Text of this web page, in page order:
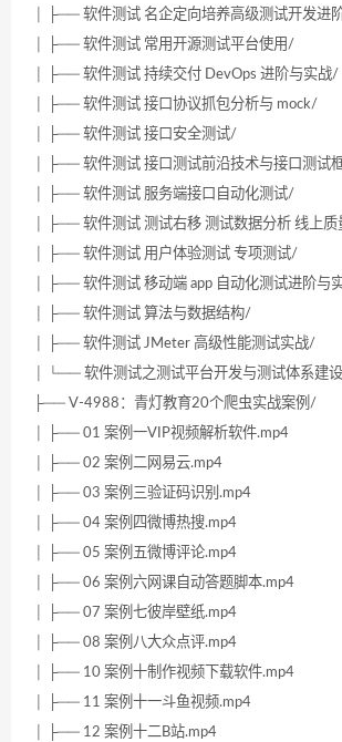
│ ├── 软件测试 名企定向培养高级测试开发进
│ ├── 软件测试 常用开源测试平台使用/
│ ├── 软件测试 持续交付 DevOps 进阶与实战/
│ ├── 软件测试 接口协议抓包分析与 mock/
│ ├── 软件测试 接口安全测试/
│ ├── 软件测试 接口测试前沿技术与接口测试
│ ├── 软件测试 服务端接口自动化测试/
│ ├── 软件测试 测试右移 测试数据分析 线上
│ ├── 软件测试 用户体验测试 专项测试/
│ ├── 软件测试 移动端 app 自动化测试进阶与
│ ├── 软件测试 算法与数据结构/
│ ├── 软件测试 JMeter 高级性能测试实战/
│ └── 软件测试之测试平台开发与测试体系建
├── V-4988：青灯教育20个爬虫实战案例/
│ ├── 01 案例一VIP视频解析软件.mp4
│ ├── 02 案例二网易云.mp4
│ ├── 03 案例三验证码识别.mp4
│ ├── 04 案例四微博热搜.mp4
│ ├── 05 案例五微博评论.mp4
│ ├── 06 案例六网课自动答题脚本.mp4
│ ├── 07 案例七彼岸壁纸.mp4
│ ├── 08 案例八大众点评.mp4
│ ├── 10 案例十制作视频下载软件.mp4
│ ├── 11 案例十一斗鱼视频.mp4
│ ├── 12 案例十二B站.mp4